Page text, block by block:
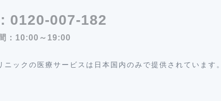
0120-007-182
：10:00～19:00
ックの医療サービスは日本国内のみで提供されています。